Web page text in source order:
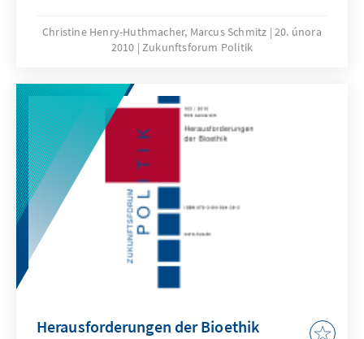
Ihr Anteil stieg von drei Prozent (2006) auf
20,76 Prozent (3. Quartal 2009) an. Dabei sind
Trotz dieses Trends geraten viele Väter unter
Druck, berufliche Karriere und Familie zu
vereinbaren. Welche Auswirkungen hat dies
auf Väter, wie gehen Unternehmen damit um
und welche Konsequenzen sind daraus zu
ziehen?
Christine Henry-Huthmacher, Marcus Schmitz 20. února
2010 Zukunftsforum Politik
Herausforderungen der Bioethik